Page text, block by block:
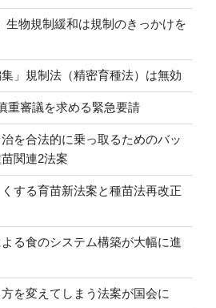
生物規制緩和は規制のきっかけを
」規制法（精密育種法）は無効
重審議を求める緊急要請
を合法的に乗っ取るためのバッ
関連2法案
する育苗新法案と種苗法再改正
る食のシステム構築が大幅に進
を変えてしまう法案が国会に